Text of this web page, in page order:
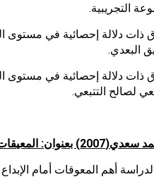
التجريبية.
دلالة إحصائية في مستوى
البعدي.
دلالة إحصائية في مستوى
لصالح التتبعي.
المعيقات أمام الإبداع
أهم المعوقات أمام